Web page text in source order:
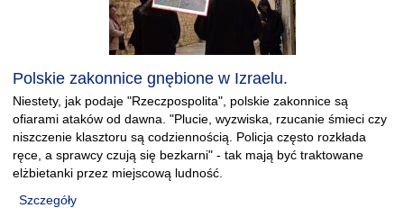
Polskie zakonnice gnębione w Izraelu.
Niestety, jak podaje "Rzeczpospolita", polskie zakonnice są
ofiarami ataków od dawna. "Plucie, wyzwiska, rzucanie śmieci czy
niszczenie klasztoru są codziennością. Policja często rozkłada
ręce, a sprawcy czują się bezkarni" - tak mają być traktowane
elżbietanki przez miejscową ludność.
Szczegóły